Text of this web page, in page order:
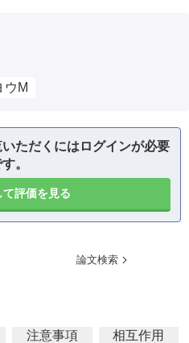
ウM
ただくにはログインが必要
。
て評価を見る
論文検索
注意事項
相互作用